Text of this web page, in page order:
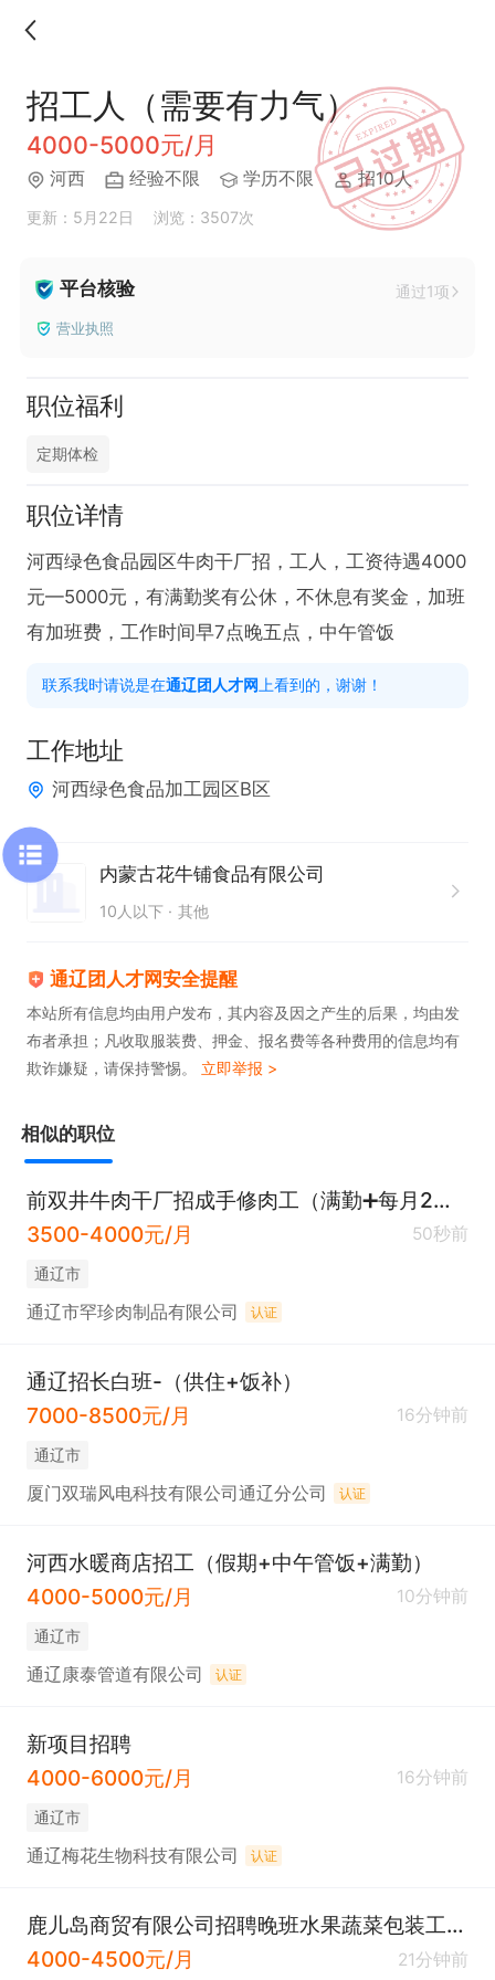
招工人（需要有力气）
4000-5000元/月
河西 经验不限 学历不限 招10人
更新：5月22日 浏览：3507次
平台核验 通过1项
营业执照
职位福利
定期体检
职位详情
河西绿色食品园区牛肉干厂招，工人，工资待遇4000
元—5000元，有满勤奖有公休，不休息有奖金，加班
有加班费，工作时间早7点晚五点，中午管饭
联系我时请说是在通辽团人才网 上看到的，谢谢！
工作地址
河西绿色食品加工园区B区
内蒙古花牛铺食品有限公司
10人以下 其他
通辽团人才网安全提醒
本站所有信息均由用户发布，其内容及因之产生的后果，均由发
布者承担；凡收取服装费、押金、报名费等各种费用的信息均有
欺诈嫌疑，请保持警惕。 立即举报 >
相似的职位
前双井牛肉干厂招成手修肉工（满勤➕每月2天假期）
3500-4000元/月
50秒前
通辽市
通辽市罕珍肉制品有限公司 认证
通辽招长白班-（供住+饭补）
7000-8500元/月
16分钟前
通辽市
厦门双瑞风电科技有限公司通辽分公司 认证
河西水暖商店招工（假期+中午管饭+满勤）
4000-5000元/月
10分钟前
通辽市
通辽康泰管道有限公司 认证
新项目招聘
4000-6000元/月
16分钟前
通辽市
通辽梅花生物科技有限公司 认证
鹿儿岛商贸有限公司招聘晚班水果蔬菜包装工若干名
4000-4500元/月
21分钟前